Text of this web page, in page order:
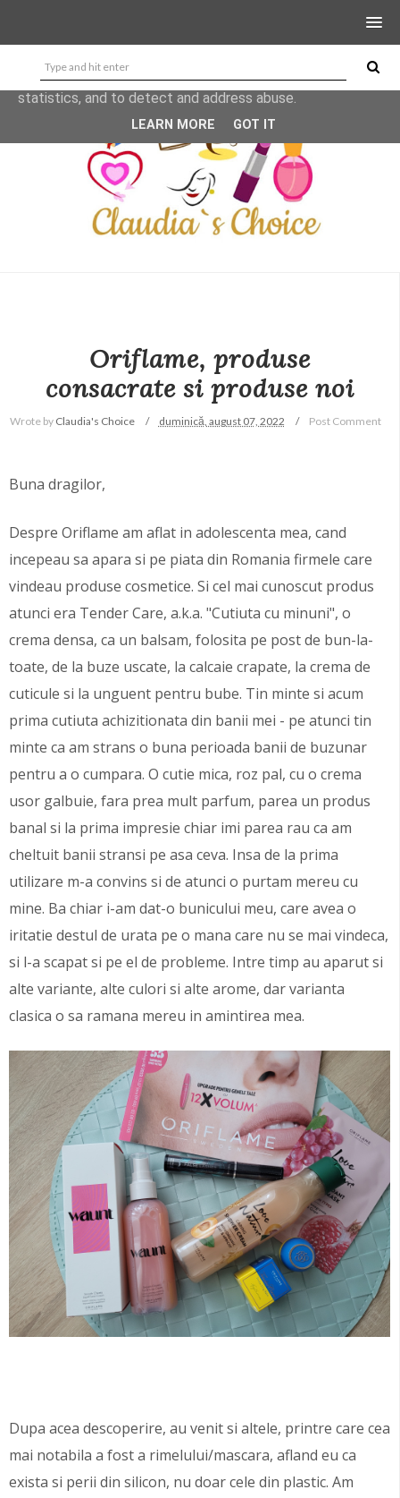
Oriflame, produse
consacrate si produse noi
Wrote by Claudia's Choice duminică, august 07, 2022 Post Comment
Buna dragilor,
Despre Oriflame am aflat in adolescenta mea, cand
incepeau sa apara si pe piata din Romania firmele care
vindeau produse cosmetice. Si cel mai cunoscut produs
atunci era Tender Care, a.k.a. "Cutiuta cu minuni", o
crema densa, ca un balsam, folosita pe post de bun-la-
toate, de la buze uscate, la calcaie crapate, la crema de
cuticule si la unguent pentru bube. Tin minte si acum
prima cutiuta achizitionata din banii mei - pe atunci tin
minte ca am strans o buna perioada banii de buzunar
pentru a o cumpara. O cutie mica, roz pal, cu o crema
usor galbuie, fara prea mult parfum, parea un produs
banal si la prima impresie chiar imi parea rau ca am
cheltuit banii stransi pe asa ceva. Insa de la prima
utilizare m-a convins si de atunci o purtam mereu cu
mine. Ba chiar i-am dat-o bunicului meu, care avea o
iritatie destul de urata pe o mana care nu se mai vindeca,
si l-a scapat si pe el de probleme. Intre timp au aparut si
alte variante, alte culori si alte arome, dar varianta
clasica o sa ramana mereu in amintirea mea.
Dupa acea descoperire, au venit si altele, printre care cea
mai notabila a fost a rimelului/mascara, afland eu ca
exista si perii din silicon, nu doar cele din plastic. Am
This site uses cookies from Google to deliver its services
and to analyze traffic. Your IP address and user-agent are
shared with Google along with performance and security
metrics to ensure quality of service, generate usage
statistics, and to detect and address abuse.
LEARN MORE GOT IT